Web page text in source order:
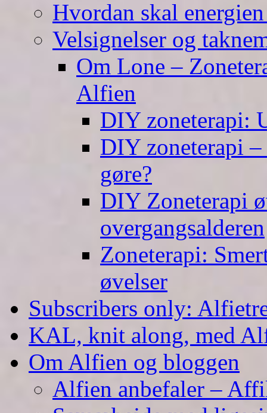
Hvordan skal
Velsignelser og
Om Lone –
Alfien
DIY zoneterapi:
DIY zoneterapi
gøre?
DIY Zoneterapi
overgangsalderen
Zoneterapi:
øvelser
Subscribers only:
KAL, knit along, med
Om Alfien og bloggen
Alfien anbefaler –